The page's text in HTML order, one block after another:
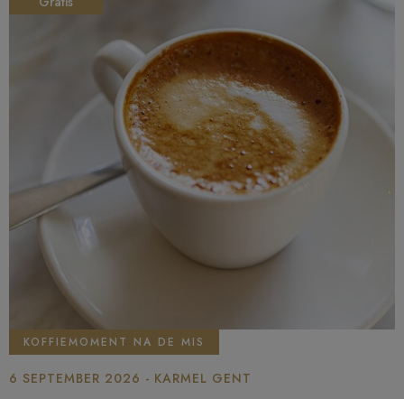
KOFFIEMOMENT NA DE MIS
6 SEPTEMBER 2026 - KARMEL GENT